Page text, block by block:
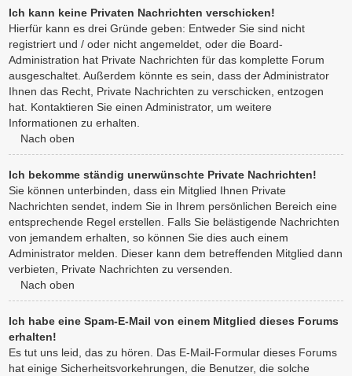
Ich kann keine Privaten Nachrichten verschicken!
Hierfür kann es drei Gründe geben: Entweder Sie sind nicht
registriert und / oder nicht angemeldet, oder die Board-
Administration hat Private Nachrichten für das komplette Forum
ausgeschaltet. Außerdem könnte es sein, dass der Administrator
Ihnen das Recht, Private Nachrichten zu verschicken, entzogen
hat. Kontaktieren Sie einen Administrator, um weitere
Informationen zu erhalten.
Nach oben
Ich bekomme ständig unerwünschte Private Nachrichten!
Sie können unterbinden, dass ein Mitglied Ihnen Private
Nachrichten sendet, indem Sie in Ihrem persönlichen Bereich eine
entsprechende Regel erstellen. Falls Sie belästigende Nachrichten
von jemandem erhalten, so können Sie dies auch einem
Administrator melden. Dieser kann dem betreffenden Mitglied dann
verbieten, Private Nachrichten zu versenden.
Nach oben
Ich habe eine Spam-E-Mail von einem Mitglied dieses Forums
erhalten!
Es tut uns leid, das zu hören. Das E-Mail-Formular dieses Forums
hat einige Sicherheitsvorkehrungen, die Benutzer, die solche